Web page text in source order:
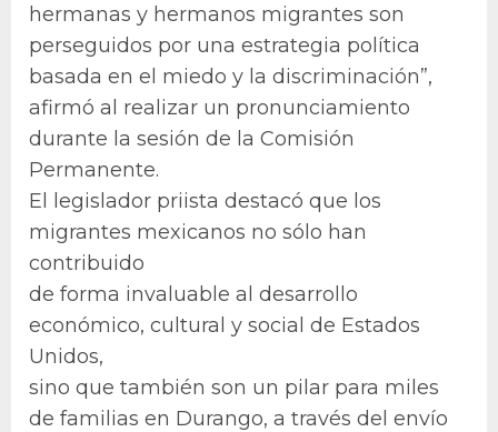
hermanas y hermanos migrantes son
perseguidos por una estrategia política
basada en el miedo y la discriminación”,
afirmó al realizar un pronunciamiento
durante la sesión de la Comisión
Permanente.
El legislador priista destacó que los
migrantes mexicanos no sólo han
contribuido
de forma invaluable al desarrollo
económico, cultural y social de Estados
Unidos,
sino que también son un pilar para miles
de familias en Durango, a través del envío